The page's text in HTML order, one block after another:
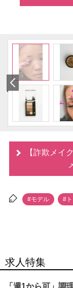
【詐欺メイ
#モデル #
求人特集